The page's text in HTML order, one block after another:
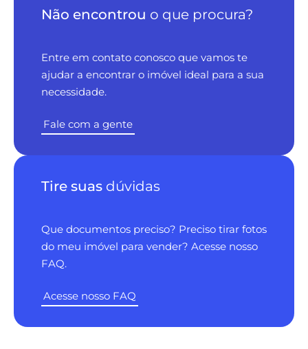
Não encontrou o que procura?
Entre em contato conosco que vamos te
ajudar a encontrar o imóvel ideal para a sua
necessidade.
Fale com a gente
Tire suas dúvidas
Que documentos preciso? Preciso tirar fotos
do meu imóvel para vender? Acesse nosso
FAQ.
Acesse nosso FAQ